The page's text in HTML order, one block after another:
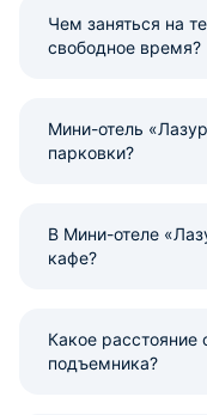
Чем заняться на
свободное время?
Мини-отель
парковки?
В Мини-отеле
кафе?
Какое расстояние
подъемника?